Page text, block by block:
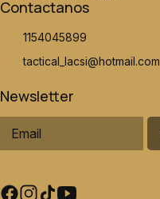
Contactanos
1154045899
tactical_lacsi@hotmail.com
Newsletter